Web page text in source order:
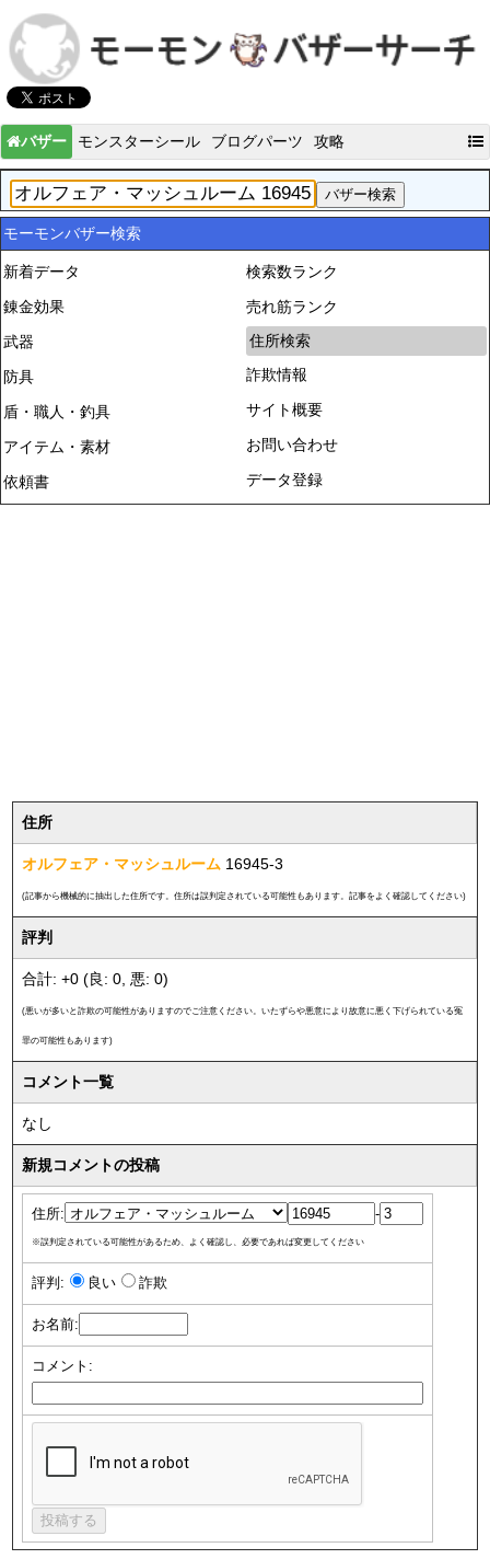
バザー モンスターシール ブログパーツ 攻略
モーモンバザー検索
新着データ
錬金効果
武器
防具
盾・職人・釣具
アイテム・素材
依頼書
検索数ランク
売れ筋ランク
住所検索
詐欺情報
サイト概要
お問い合わせ
データ登録
住所
オルフェア・マッシュルーム 16945-3
(記事から機械的に抽出した住所です。住所は誤判定されている可能性もあります。記事をよく確認してください)
評判
合計: +0 (良: 0, 悪: 0)
(悪いが多いと詐欺の可能性がありますのでご注意ください。いたずらや悪意により故意に悪く下げられている冤
罪の可能性もあります)
コメント一覧
なし
新規コメントの投稿
住所: -
※誤判定されている可能性があるため、よく確認し、必要であれば変更してください
評判: 良い 詐欺
お名前:
コメント: